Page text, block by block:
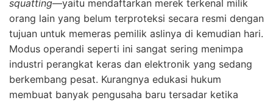
squatting—yaitu mendaftarkan merek terkenal milik
orang lain yang belum terproteksi secara resmi dengan
tujuan untuk memeras pemilik aslinya di kemudian hari.
Modus operandi seperti ini sangat sering menimpa
industri perangkat keras dan elektronik yang sedang
berkembang pesat. Kurangnya edukasi hukum
membuat banyak pengusaha baru tersadar ketika